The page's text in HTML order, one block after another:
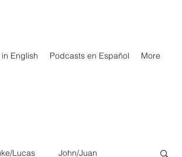
English Podcasts en Español More
Lucas John/Juan